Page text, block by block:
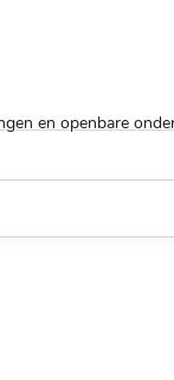
en openbare